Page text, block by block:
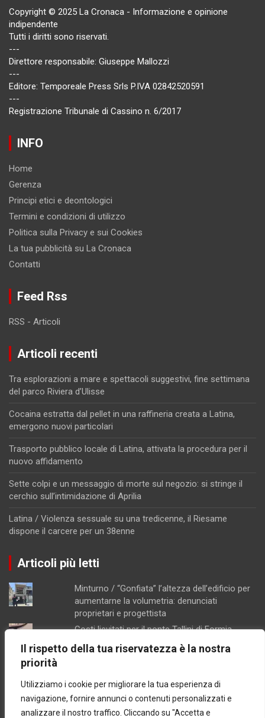
Il rispetto della tua riservatezza è la nostra
priorità
Utilizziamo i cookie per migliorare la tua esperienza di
navigazione, fornire annunci o contenuti personalizzati e
analizzare il nostro traffico. Cliccando su "Accetta e
Copyright © 2025 La Cronaca - Informazione e opinione
indipendente
Tutti i diritti sono riservati.
---
Direttore responsabile: Giuseppe Mallozzi
---
Editore: Temporeale Press Srls P.IVA 02842520591
---
Registrazione Tribunale di Cassino n. 6/2017
INFO
Home
Gerenza
Principi etici e deontologici
Termini e condizioni di utilizzo
Politica sulla Privacy e sui Cookies
La tua pubblicità su La Cronaca
Contatti
Feed Rss
RSS - Articoli
Articoli recenti
Tra esplorazioni a mare e spettacoli suggestivi, fine settimana
del parco Riviera d’Ulisse
Cocaina estratta dal pellet in una raffineria creata a Latina,
emergono nuovi particolari
Trasporto pubblico locale di Latina, attivata la procedura per il
nuovo affidamento
Sette colpi e un messaggio di morte sul negozio: si stringe il
cerchio sull’intimidazione di Aprilia
Latina / Violenza sessuale su una tredicenne, il Riesame
dispone il carcere per un 38enne
Articoli più letti
Minturno / “Gonfiata” l’altezza dell’edificio per
aumentarne la volumetria: denunciati
proprietari e progettista
Costi lievitati per il ponte Tallini di Formia,
l'analisi della consigliera Immacolata Arnone
Caso Mendico, crollano le iscrizioni al
Pacinotti di Santi Cosma e Damiano: soltanto
tre studenti, salta la prima classe